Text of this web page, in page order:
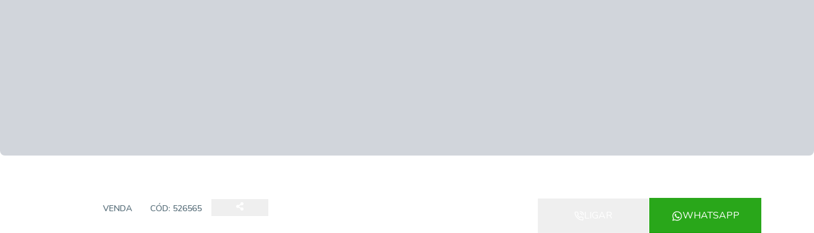
VENDA CÓD: 526565
WHATSAPP